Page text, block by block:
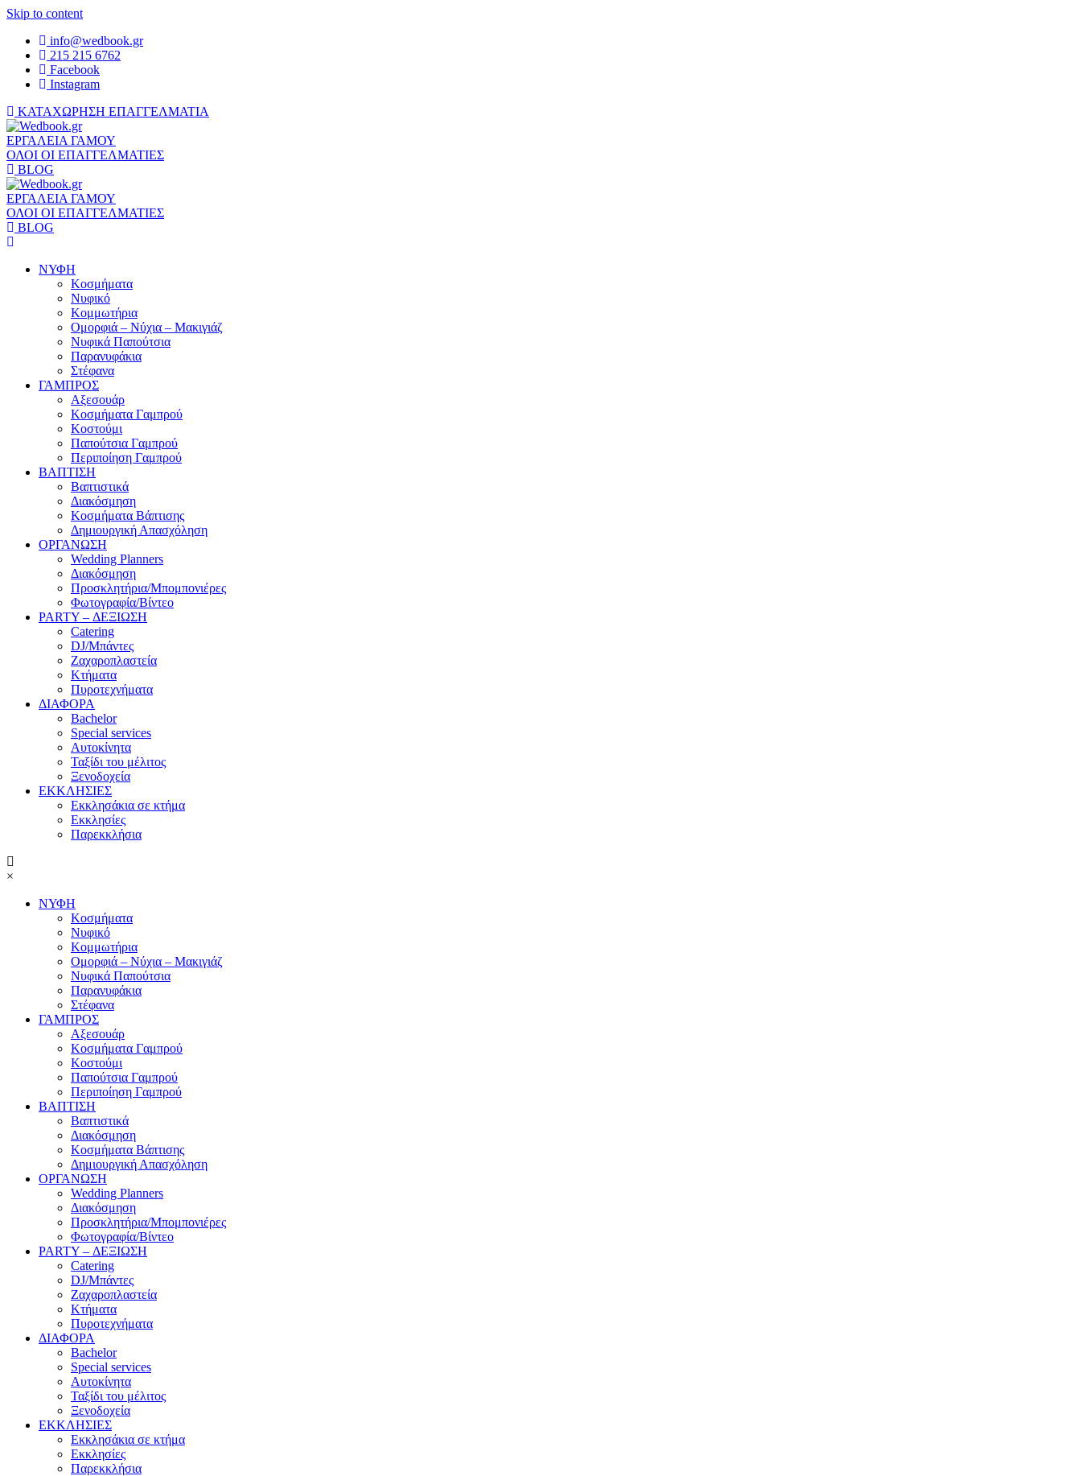
Skip to content
info@wedbook.gr
215 215 6762
Facebook
Instagram
ΚΑΤΑΧΩΡΗΣΗ ΕΠΑΓΓΕΛΜΑΤΙΑ
ΕΡΓΑΛΕΙΑ ΓΑΜΟΥ
ΟΛΟΙ ΟΙ ΕΠΑΓΓΕΛΜΑΤΙΕΣ
BLOG
ΕΡΓΑΛΕΙΑ ΓΑΜΟΥ
ΟΛΟΙ ΟΙ ΕΠΑΓΓΕΛΜΑΤΙΕΣ
BLOG
ΝΥΦΗ
Κοσμήματα
Νυφικό
Κομμωτήρια
Ομορφιά – Νύχια – Μακιγιάζ
Νυφικά Παπούτσια
Παρανυφάκια
Στέφανα
ΓΑΜΠΡΟΣ
Αξεσουάρ
Κοσμήματα Γαμπρού
Κοστούμι
Παπούτσια Γαμπρού
Περιποίηση Γαμπρού
ΒΑΠΤΙΣΗ
Βαπτιστικά
Διακόσμηση
Κοσμήματα Βάπτισης
Δημιουργική Απασχόληση
ΟΡΓΑΝΩΣΗ
Wedding Planners
Διακόσμηση
Προσκλητήρια/Μπομπονιέρες
Φωτογραφία/Βίντεο
PARTY – ΔΕΞΙΩΣΗ
Catering
DJ/Μπάντες
Ζαχαροπλαστεία
Κτήματα
Πυροτεχνήματα
ΔΙΑΦΟΡΑ
Bachelor
Special services
Αυτοκίνητα
Ταξίδι του μέλιτος
Ξενοδοχεία
ΕΚΚΛΗΣΙΕΣ
Εκκλησάκια σε κτήμα
Εκκλησίες
Παρεκκλήσια
×
ΝΥΦΗ
Κοσμήματα
Νυφικό
Κομμωτήρια
Ομορφιά – Νύχια – Μακιγιάζ
Νυφικά Παπούτσια
Παρανυφάκια
Στέφανα
ΓΑΜΠΡΟΣ
Αξεσουάρ
Κοσμήματα Γαμπρού
Κοστούμι
Παπούτσια Γαμπρού
Περιποίηση Γαμπρού
ΒΑΠΤΙΣΗ
Βαπτιστικά
Διακόσμηση
Κοσμήματα Βάπτισης
Δημιουργική Απασχόληση
ΟΡΓΑΝΩΣΗ
Wedding Planners
Διακόσμηση
Προσκλητήρια/Μπομπονιέρες
Φωτογραφία/Βίντεο
PARTY – ΔΕΞΙΩΣΗ
Catering
DJ/Μπάντες
Ζαχαροπλαστεία
Κτήματα
Πυροτεχνήματα
ΔΙΑΦΟΡΑ
Bachelor
Special services
Αυτοκίνητα
Ταξίδι του μέλιτος
Ξενοδοχεία
ΕΚΚΛΗΣΙΕΣ
Εκκλησάκια σε κτήμα
Εκκλησίες
Παρεκκλήσια